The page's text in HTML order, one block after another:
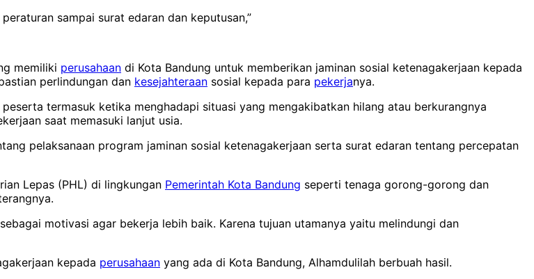
sampai surat edaran dan keputusan,”
memiliki perusahaan di Kota Bandung untuk memberikan jaminan sosial ketenagakerjaan kepada
perlindungan dan kesejahteraan sosial kepada para pekerjanya.
termasuk ketika menghadapi situasi yang mengakibatkan hilang atau berkurangnya
saat memasuki lanjut usia.
pelaksanaan program jaminan sosial ketenagakerjaan serta surat edaran tentang percepatan
Lepas (PHL) di lingkungan Pemerintah Kota Bandung seperti tenaga gorong-gorong dan
motivasi agar bekerja lebih baik. Karena tujuan utamanya yaitu melindungi dan
kepada perusahaan yang ada di Kota Bandung, Alhamdulilah berbuah hasil.